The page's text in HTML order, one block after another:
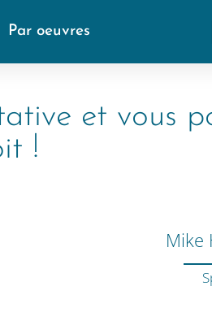
Par oeuvres
et vous
!
Mike